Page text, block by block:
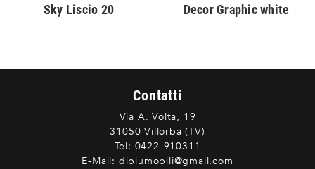
Sky Liscio 20 Decor Graphic white
Contatti
Via A. Volta, 19
31050 Villorba (TV)
Tel: 0422-910311
E-Mail: dipiumobili@gmail.com